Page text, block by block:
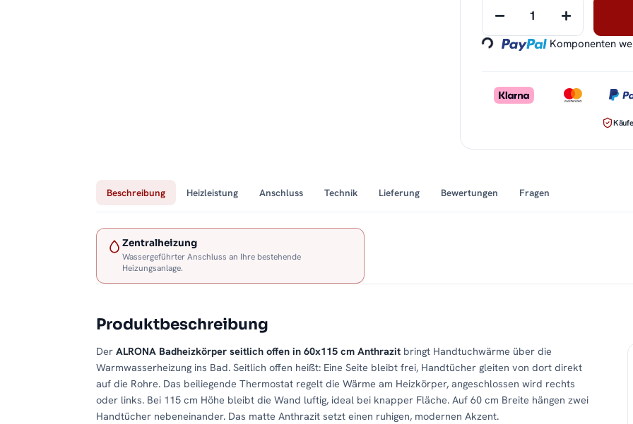
Loading... Komponenten
Beschreibung Heizleistung Anschluss Technik Lieferung Bewertungen Fragen
Zentralheizung
Wassergeführter Anschluss an Ihre bestehende
Heizungsanlage.
Produktbeschreibung
Der ALRONA Badheizkörper seitlich offen in 60x115 cm Anthrazit bringt Handtuchwärme über die
Warmwasserheizung ins Bad. Seitlich offen heißt: Eine Seite bleibt frei, Handtücher gleiten von dort direkt
auf die Rohre. Das beiliegende Thermostat regelt die Wärme am Heizkörper, angeschlossen wird rechts
oder links. Bei 115 cm Höhe bleibt die Wand luftig, ideal bei knapper Fläche. Auf 60 cm Breite hängen zwei
Handtücher nebeneinander. Das matte Anthrazit setzt einen ruhigen, modernen Akzent.